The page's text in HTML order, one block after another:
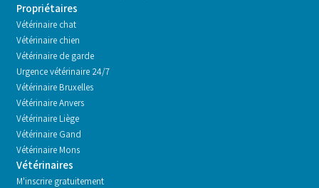
Propriétaires
Vétérinaire chat
Vétérinaire chien
Vétérinaire de garde
Urgence vétérinaire 24/7
Vétérinaire Bruxelles
Vétérinaire Anvers
Vétérinaire Liège
Vétérinaire Gand
Vétérinaire Mons
Vétérinaires
M'inscrire gratuitement